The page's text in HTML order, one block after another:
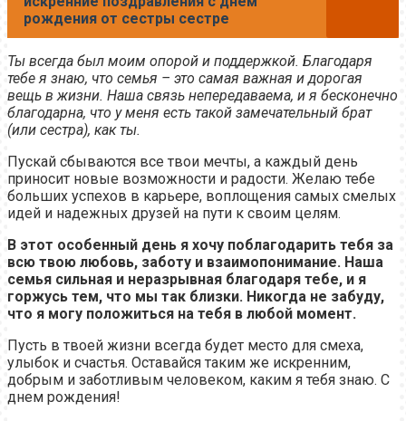
рождения от сестры сестре
Ты всегда был моим опорой и поддержкой. Благодаря
тебе я знаю, что семья – это самая важная и дорогая
вещь в жизни. Наша связь непередаваема, и я бесконечно
благодарна, что у меня есть такой замечательный брат
(или сестра), как ты.
Пускай сбываются все твои мечты, а каждый день
приносит новые возможности и радости. Желаю тебе
больших успехов в карьере, воплощения самых смелых
идей и надежных друзей на пути к своим целям.
В этот особенный день я хочу поблагодарить тебя за
всю твою любовь, заботу и взаимопонимание. Наша
семья сильная и неразрывная благодаря тебе, и я
горжусь тем, что мы так близки. Никогда не забуду,
что я могу положиться на тебя в любой момент.
Пусть в твоей жизни всегда будет место для смеха,
улыбок и счастья. Оставайся таким же искренним,
добрым и заботливым человеком, каким я тебя знаю. С
днем рождения!